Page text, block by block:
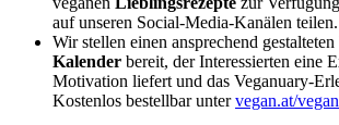
auf unseren Social-Media-Kanälen teilen.
Wir stellen einen ansprechend gestalteten
Kalender bereit, der Interessierten eine
Motivation liefert und das Veganuary-
Kostenlos bestellbar untervegan.at/